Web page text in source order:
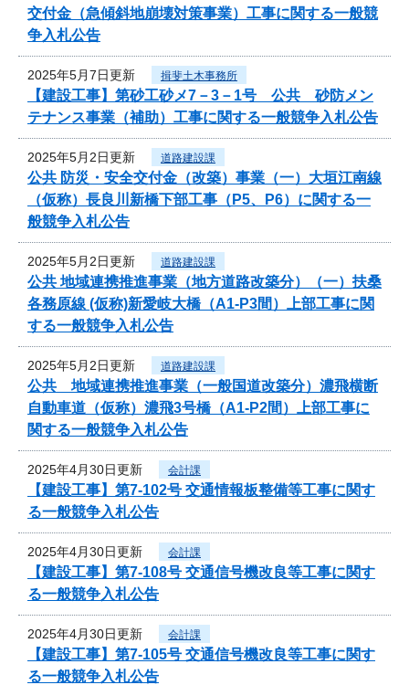
交付金（急傾斜地崩壊対策事業）工事に関する一般競
争入札公告
2025年5月7日更新 揖斐土木事務所
【建設工事】第砂工砂メ7－3－1号 公共 砂防メン
テナンス事業（補助）工事に関する一般競争入札公告
2025年5月2日更新 道路建設課
公共 防災・安全交付金（改築）事業（一）大垣江南線
（仮称）長良川新橋下部工事（P5、P6）に関する一
般競争入札公告
2025年5月2日更新 道路建設課
公共 地域連携推進事業（地方道路改築分）（一）扶桑
各務原線 (仮称)新愛岐大橋（A1-P3間）上部工事に関
する一般競争入札公告
2025年5月2日更新 道路建設課
公共 地域連携推進事業（一般国道改築分）濃飛横断
自動車道（仮称）濃飛3号橋（A1-P2間）上部工事に
関する一般競争入札公告
2025年4月30日更新 会計課
【建設工事】第7-102号 交通情報板整備等工事に関す
る一般競争入札公告
2025年4月30日更新 会計課
【建設工事】第7-108号 交通信号機改良等工事に関す
る一般競争入札公告
2025年4月30日更新 会計課
【建設工事】第7-105号 交通信号機改良等工事に関す
る一般競争入札公告